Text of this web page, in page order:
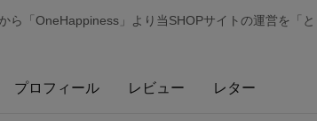
ら「OneHappiness」より当SHOPサイトの運営を「
プロフィール レビュー レター